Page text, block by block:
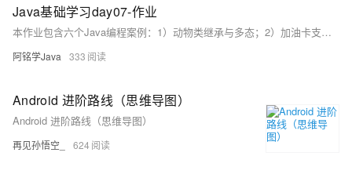
Java基础学习day07-作业
本作业包含六个Java编程案例：1）动物类继承与多态；2）加油卡支付系统；3）员工管理类设计；4）学生信息统计接口；5）USB设备控制；6）家电智能控制。综合运用抽象类、接口、继承、多态等面向对象技术，强化Java基础编程能力。
阿铭学Java 333
Android 进阶路线（思维导图）
Android 进阶路线（思维导图）
再见孙悟空_ 624